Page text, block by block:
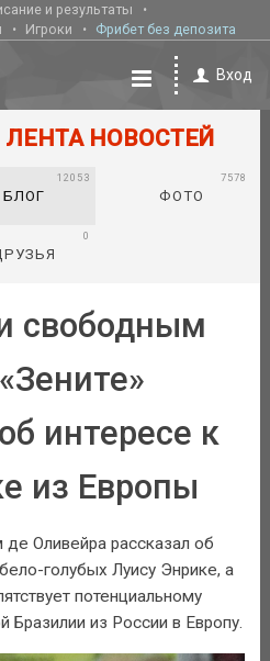
и результаты
Игроки Фрибет без депозита
Вход
ЛЕНТА НОВОСТЕЙ
БЛОГ
12053
ФОТО
7578
0
свободным
интересе к
из Европы
де Оливейра рассказал об
голубых Луису Энрике, а
потенциальному
Бразилии из России в Европу.